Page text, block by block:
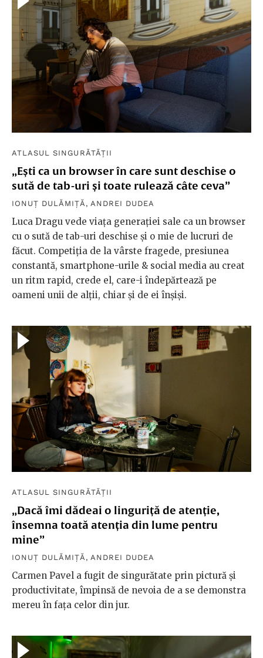
ATLASUL SINGURĂTĂȚII
„Ești ca un browser în care sunt deschise o
sută de tab-uri și toate rulează câte ceva”
IONUȚ DULĂMIȚĂ , ANDREI DUDEA
Luca Dragu vede viața generației sale ca un browser
cu o sută de tab-uri deschise și o mie de lucruri de
făcut. Competiția de la vârste fragede, presiunea
constantă, smartphone-urile & social media au creat
un ritm rapid, crede el, care-i îndepărtează pe
oameni unii de alții, chiar și de ei înșiși.
ATLASUL SINGURĂTĂȚII
„Dacă îmi dădeai o linguriță de atenție,
însemna toată atenția din lume pentru
mine”
IONUȚ DULĂMIȚĂ , ANDREI DUDEA
Carmen Pavel a fugit de singurătate prin pictură și
productivitate, împinsă de nevoia de a se demonstra
mereu în fața celor din jur.